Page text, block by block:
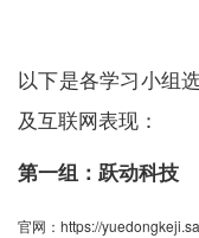
以下是各学习小组
及互联网表现：
第一组：跃动科技
官网： https://